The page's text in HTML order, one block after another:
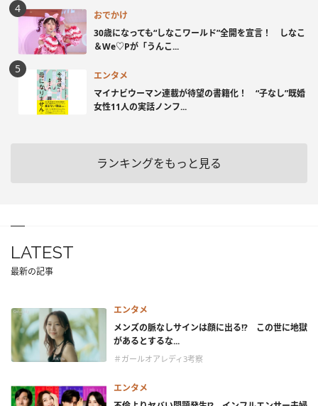
おでかけ
30歳になっても“しなこワールド”全開を宣言！ しなこ
＆We♡Pが「うんこ...
エンタメ
マイナビウーマン連載が待望の書籍化！ “子なし”既婚
女性11人の実話ノンフ...
ランキングをもっと見る
LATEST
最新の記事
エンタメ
メンズの脈なしサインは顔に出る!? この世に地獄
があるとするな...
＃ガールオアレディ3考察
エンタメ